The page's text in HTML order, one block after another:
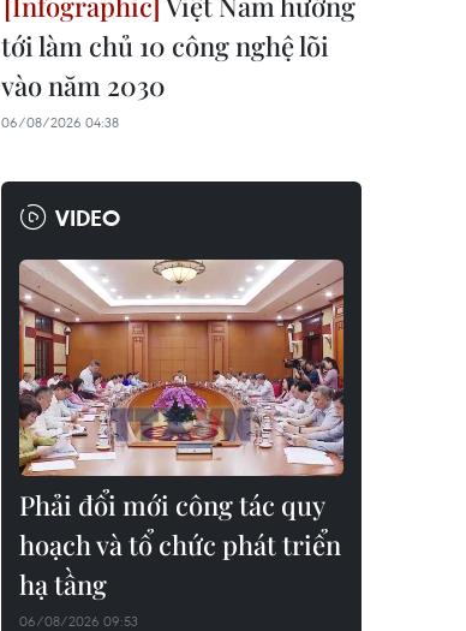
tới làm chủ 10 công nghệ lõi
vào năm 2030
06/08/2026 04:38
VIDEO
Phải đổi mới công tác quy
hoạch và tổ chức phát triển
hạ tầng
06/08/2026 09:53